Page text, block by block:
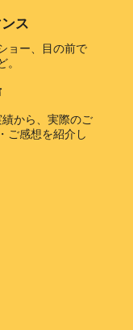
ス
ョー、目の前で
から、実際のご
ご感想を紹介し